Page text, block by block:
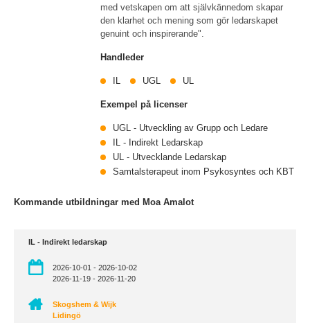
med vetskapen om att självkännedom skapar
den klarhet och mening som gör ledarskapet
genuint och inspirerande".
Handleder
IL UGL UL
Exempel på licenser
UGL - Utveckling av Grupp och Ledare
IL - Indirekt Ledarskap
UL - Utvecklande Ledarskap
Samtalsterapeut inom Psykosyntes och KBT
Kommande utbildningar med Moa Amalot
IL - Indirekt ledarskap
2026-10-01 - 2026-10-02
2026-11-19 - 2026-11-20
Skogshem & Wijk
Lidingö